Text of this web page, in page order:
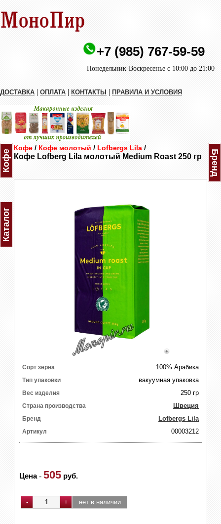
+7 (985) 767-59-59
Понедельник-Воскресенье с 10:00 до 21:00
ДОСТАВКА | ОПЛАТА | КОНТАКТЫ | ПРАВИЛА И УСЛОВИЯ
Кофе
Каталог
Кофе / Кофе молотый / Lofbergs Lila /
Кофе Lofberg Lila молотый Medium Roast 250 гр
Сорт зерна 100% Арабика
Тип упаковки вакуумная упаковка
Вес изделия 250 гр
Страна производства Швеция
Бренд Lofbergs Lila
Артикул 00003212
Цена- 505 руб.
Бренд